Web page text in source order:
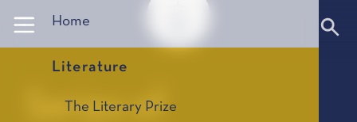
Home
Literature
The Literary Prize
Series of